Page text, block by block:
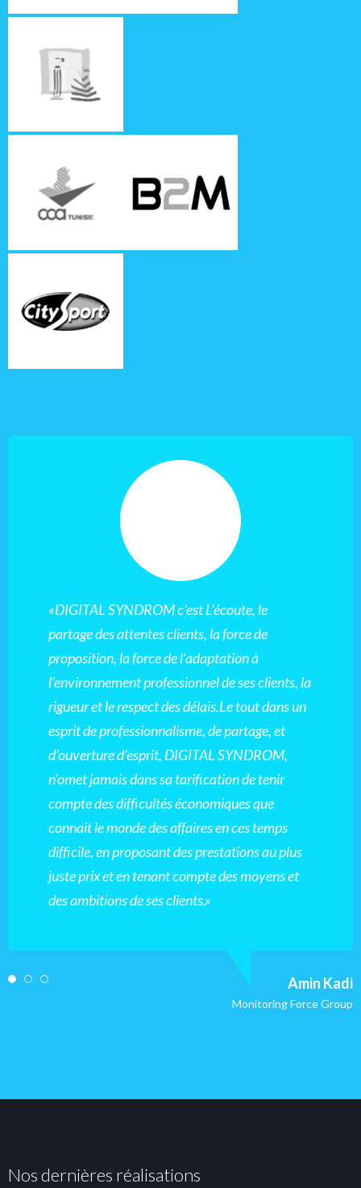
«DIGITAL SYNDROM c’est L’écoute, le
partage des attentes clients, la force de
proposition, la force de l’adaptation à
l’environnement professionnel de ses clients, la
rigueur et le respect des délais.Le tout dans un
esprit de professionnalisme, de partage, et
d’ouverture d’esprit, DIGITAL SYNDROM,
n’omet jamais dans sa tarification de tenir
compte des difficultés économiques que
connait le monde des affaires en ces temps
difficile, en proposant des prestations au plus
juste prix et en tenant compte des moyens et
des ambitions de ses clients.»
Amin Kadi
Monitoring Force Group
Nos dernières réalisations